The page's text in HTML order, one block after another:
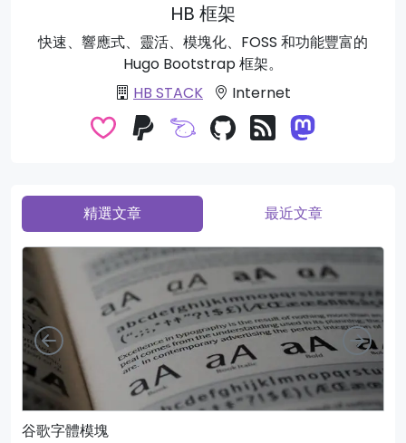
HB 框架
快速、響應式、靈活、模塊化、FOSS 和功能豐富的
Hugo Bootstrap 框架。
HB STACK
Internet
精選文章 最近文章
谷歌字體模塊
向左 向右